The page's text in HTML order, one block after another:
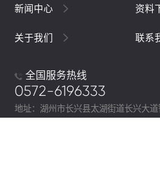
新闻中心 资料
关于我们 联系
全国服务热线
0572-6196333
地址：湖州市长兴县太湖街道长兴大